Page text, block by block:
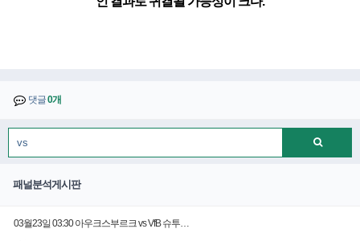
댓글0개
패널분석게시판
03월23일 03:30 아우크스부르크 vs VfB 슈투…